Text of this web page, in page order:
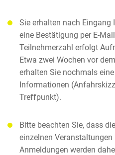
Sie erhalten nach
eine Bestätigung per E-
Teilnehmerzahl erfolgt
Etwa zwei Wochen vor
erhalten Sie nochmals
Informationen
Treffpunkt).
Bitte beachten Sie, dass die
einzelnen Veranstaltungen
Anmeldungen werden